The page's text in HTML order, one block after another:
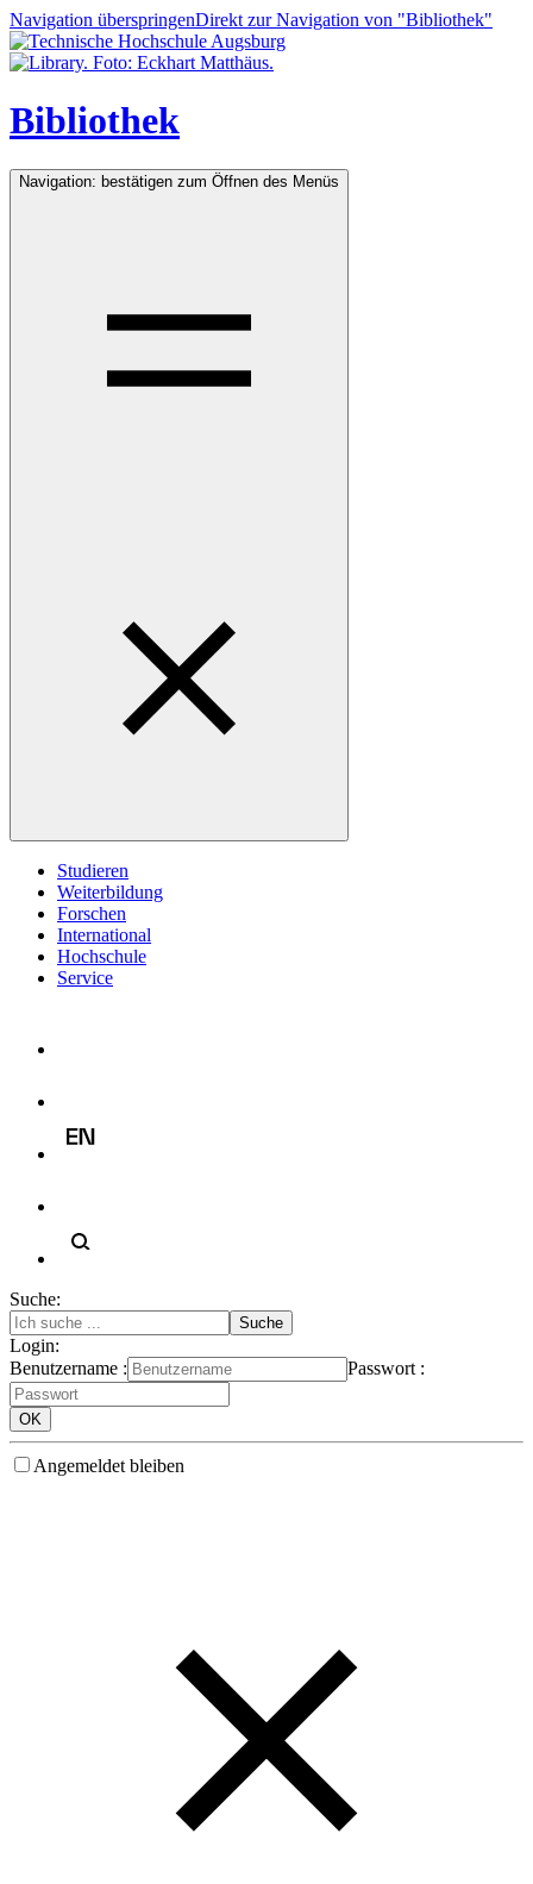
Navigation überspringenDirekt zur Navigation von "Bibliothek"
Bibliothek
Navigation: bestätigen zum Öffnen des Menüs
Studieren
Weiterbildung
Forschen
International
Hochschule
Service
Suche:
Login:
Benutzername :
Passwort :
Angemeldet bleiben